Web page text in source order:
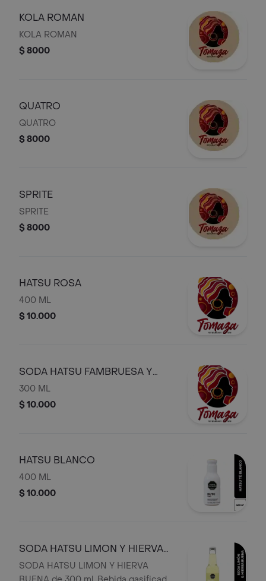
KOLA ROMAN
KOLA ROMAN
$ 8000
QUATRO
QUATRO
$ 8000
SPRITE
SPRITE
$ 8000
HATSU ROSA
400 ML
$ 10.000
SODA HATSU FAMBRUESA Y
ROSA
300 ML
$ 10.000
HATSU BLANCO
400 ML
$ 10.000
SODA HATSU LIMON Y HIERVA
BUENA
SODA HATSU LIMON Y HIERVA